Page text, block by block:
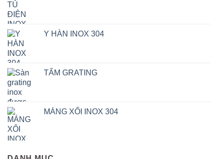
Y HÀN INOX 304
TẤM GRATING
MÁNG XỐI INOX 304